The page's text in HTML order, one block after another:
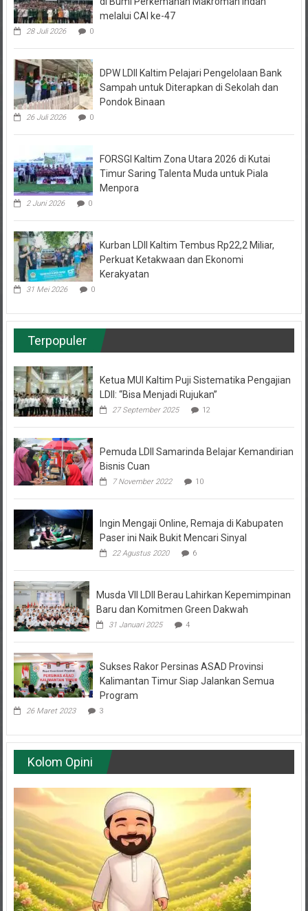
28 Juli 2026 0
Sampah untuk Diterapkan di Sekolah dan
Pondok Binaan
26 Juli 2026 0
Timur Saring Talenta Muda untuk Piala
Menpora
2 Juni 2026 0
Perkuat Ketakwaan dan Ekonomi
Kerakyatan
31 Mei 2026 0
Terpopuler
LDII: “Bisa Menjadi Rujukan”
27 September 2025 12
Bisnis Cuan
7 November 2022
Paser ini Naik Bukit Mencari Sinyal
22 Agustus 2020 6
Baru dan Komitmen Green Dakwah
31 Januari 2025 4
Kalimantan Timur Siap Jalankan Semua
Program
26 Maret 2023 3
Kolom Opini